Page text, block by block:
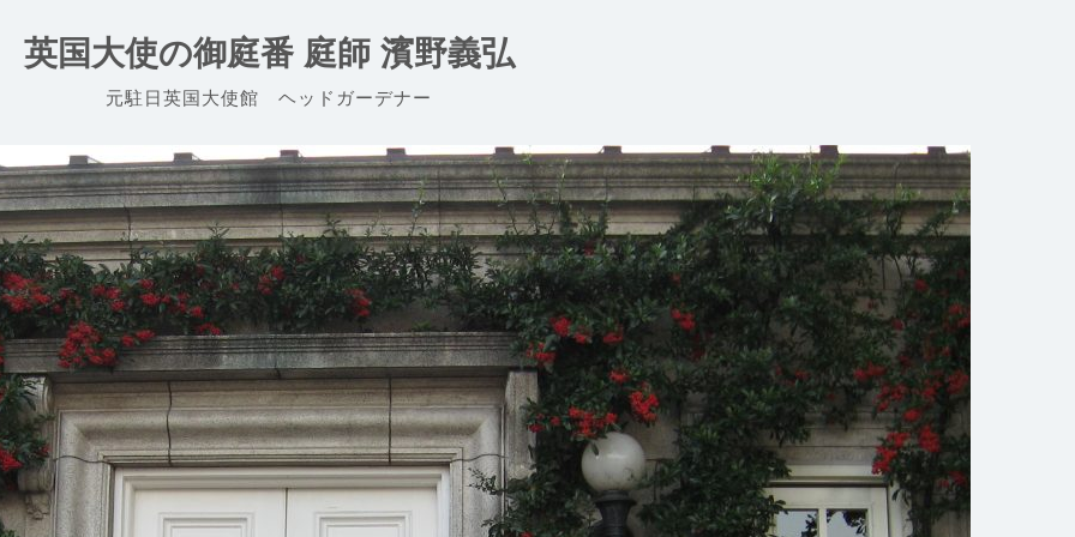
英国大使の御庭番 庭師 濱野義弘
元駐日英国大使館 ヘッドガーデナー